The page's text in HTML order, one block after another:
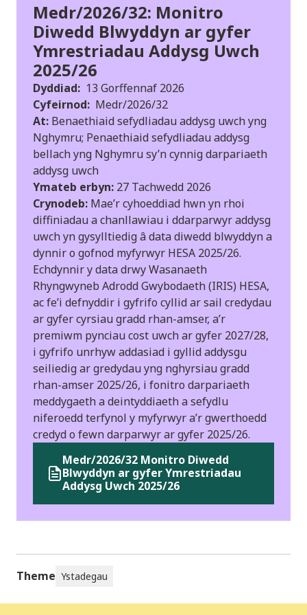
Medr/2026/32: Monitro
Diwedd Blwyddyn ar gyfer
Ymrestriadau Addysg Uwch
2025/26
Dyddiad: 13 Gorffennaf 2026
Cyfeirnod: Medr/2026/32
At: Benaethiaid sefydliadau addysg uwch yng
Nghymru; Penaethiaid sefydliadau addysg
bellach yng Nghymru sy’n cynnig darpariaeth
addysg uwch
Ymateb erbyn: 27 Tachwedd 2026
Crynodeb: Mae’r cyhoeddiad hwn yn rhoi
diffiniadau a chanllawiau i ddarparwyr addysg
uwch yn gysylltiedig â data diwedd blwyddyn a
dynnir o gofnod myfyrwyr HESA 2025/26.
Echdynnir y data drwy Wasanaeth
Rhyngwyneb Adrodd Gwybodaeth (IRIS) HESA,
ac fe’i defnyddir i gyfrifo cyllid ar sail credydau
ar gyfer cyrsiau gradd rhan-amser, a’r
premiwm pynciau cost uwch ar gyfer 2027/28,
i gyfrifo unrhyw addasiad i gyllid addysgu
seiliedig ar gredydau yng nghyrsiau gradd
rhan-amser 2025/26, i fonitro darpariaeth
meddygaeth a deintyddiaeth a sefydlu
niferoedd terfynol y myfyrwyr a’r gwerthoedd
credyd o fewn darparwyr ar gyfer 2025/26.
Medr/2026/32 Monitro Diwedd
Blwyddyn ar gyfer Ymrestriadau
Addysg Uwch 2025/26
Theme Ystadegau